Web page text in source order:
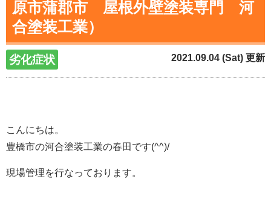
原市蒲郡市 屋根外壁塗装専門 河
合塗装工業）
劣化症状 2021.09.04 (Sat) 更新
こんにちは。
豊橋市の河合塗装工業の春田です(^^)/
現場管理を行なっております。